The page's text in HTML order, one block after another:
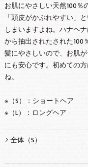
お肌にやさしい天然100％
「頭皮がかぶれやすい」
しまいますよね。ハナヘ
から抽出されたされた100
髪にやさしいので、お肌
にも安心です。初めての
ね。
※（S）：ショートヘア
※（L）：ロングヘア
全体（S）